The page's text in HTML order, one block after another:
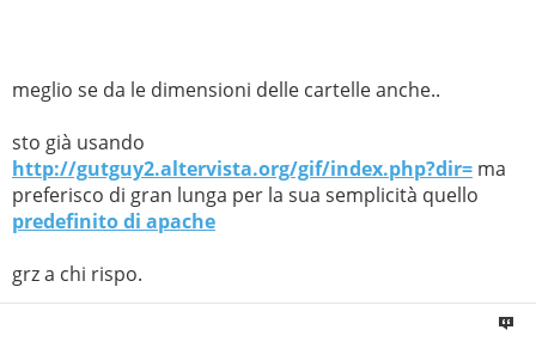
meglio se da le dimensioni delle cartelle anche..
sto già usando
http://gutguy2.altervista.org/gif/index.php?dir= ma
preferisco di gran lunga per la sua semplicità quello
predefinito di apache
grz a chi rispo.